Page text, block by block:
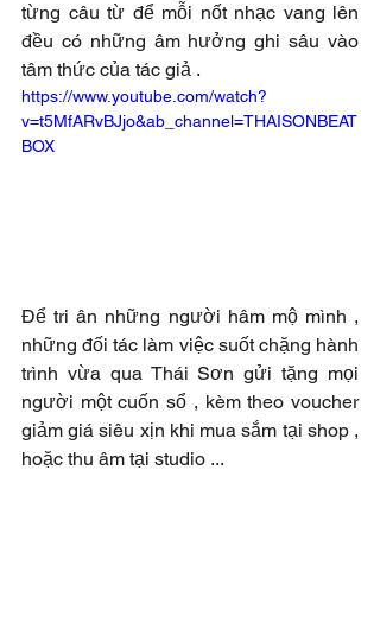
từng câu từ để mỗi nốt nhạc vang lên
đều có những âm hưởng ghi sâu vào
tâm thức của tác giả .
https://www.youtube.com/watch?
v=t5MfARvBJjo&ab_channel=THAISONBEAT
BOX
Để tri ân những người hâm mộ mình ,
những đối tác làm việc suốt chặng hành
trình vừa qua Thái Sơn gửi tặng mọi
người một cuốn sổ , kèm theo voucher
giảm giá siêu xịn khi mua sắm tại shop ,
hoặc thu âm tại studio ...